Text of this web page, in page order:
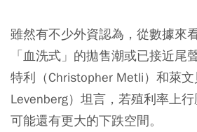
雖然有不少外資認為，從數據來
「血洗式」的拋售潮或已接近尾
特利（Christopher Metli）和萊
Levenberg）坦言，若殖利率上
可能還有更大的下跌空間。